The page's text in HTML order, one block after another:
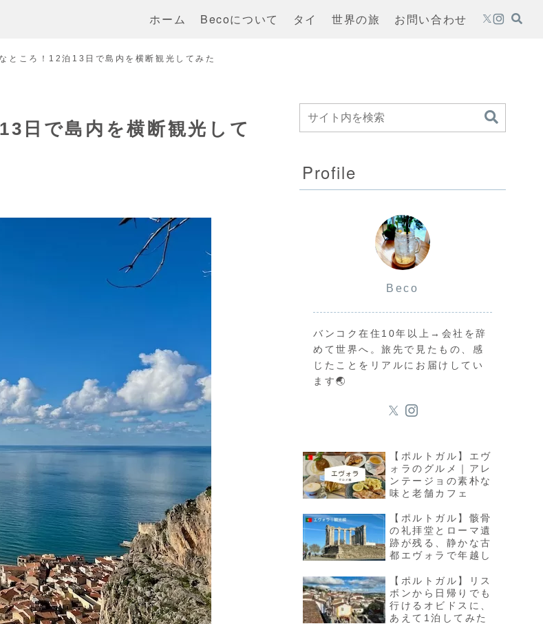
ホーム Becoについて タイ 世界の旅 お問い合わせ
ところ！12泊13日で島内を横断観光してみた
日で島内を横断観光して
Profile
Beco
バンコク在住10年以上→会社を辞
めて世界へ。旅先で見たもの、感
じたことをリアルにお届けしてい
ます🌏
【ポルトガル】エヴ
ォラのグルメ｜アレ
ンテージョの素朴な
味と老舗カフェ
【ポルトガル】骸骨
の礼拝堂とローマ遺
跡が残る、静かな古
都エヴォラで年越し
【ポルトガル】リス
ボンから日帰りでも
行けるオビドスに、
あえて1泊してみた